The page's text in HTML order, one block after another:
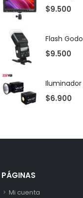
$9.500
$9.500
$6.900
PÁGINAS
Mi cuenta